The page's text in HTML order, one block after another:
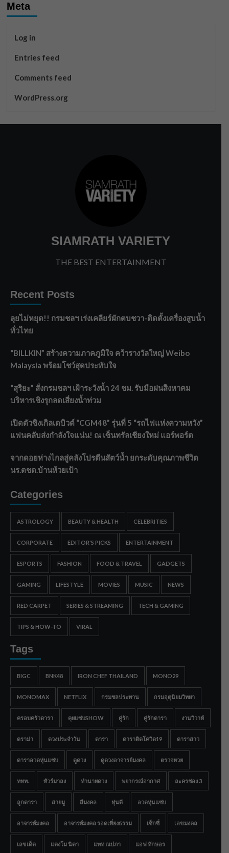
Meta
Log in
Entries feed
Comments feed
WordPress.org
SIAMRATH VARIETY
THE BEST ENTERTAINMENT
Recent Posts
ลุยไม่หยุด!! กรมชลฯ เร่งเคลียร์ผักตบชวา-ติดตั้งเครื่องสูบน้ำ
ทั่วไทย
“BILLKIN” สร้างความภาคภูมิใจ คว้ารางวัลใหญ่ Weibo
Malaysia พร้อมโชว์สุดประทับใจ
“สุริยะ” สั่งกรมชลฯ เฝ้าระวังน้ำ 24 ชม. รับมือฝนสิงหาคม
บริหารเชิงรุกลดเสี่ยงน้ำท่วม
เปิดตัวซิงเกิลเดบิวต์ “CGM48” รุ่นที่ 5 “รถไฟแห่งความหวัง”
แฟนคลับส่งกำลังใจแน่น! ณ เซ็นทรัลเชียงใหม่ แอร์พอร์ต
จากดอยห่างไกลสู่คลังโปรตีนสัตว์น้ำ ยกระดับคุณภาพชีวิต
นร.ตชด.บ้านห้วยเป้า
Categories
ASTROLOGY BEAUTY & HEALTH CELEBRITIES
CORPORATE EDITOR'S PICKS ENTERTAINMENT
ESPORTS FASHION FOOD & TRAVEL GADGETS
GAMING LIFESTYLE MOVIES MUSIC NEWS
RED CARPET SERIES & STREAMING TECH & GAMING
TIPS & HOW-TO VIRAL
Tags
BIGC BNK48 IRON CHEF THAILAND MONO29
MONOMAX NETFLIX กรมชลประทาน กรมอุตุนิยมวิทยา
ครอบครัวดารา คุยแซ่บSHOW คู่รัก คู่รักดารา งานวิวาห์
ดราม่า ดวงประจำวัน ดารา ดาราติดโควิด19 ดาราสาว
ดาราอวดหุ่นแซ่บ ดูดวง ดูดวงอาจารย์มงคล ตรวจหวย
ททท. ทัวร์มาลง ทำนายดวง พยากรณ์อากาศ ละครช่อง 3
ลูกดารา สายมู สีมงคล หุ่นดี อวดหุ่นแซ่บ
อาจารย์มงคล อาจารย์มงคล รอดเที่ยงธรรม เซ็กซี่ เลขมงคล
เลขเด็ด แตงโม นิดา แพท ณปภา แอฟ ทักษอร